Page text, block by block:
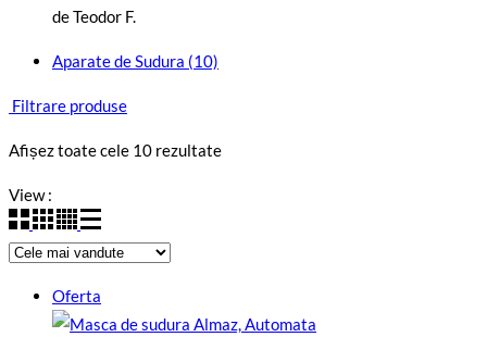
de Teodor F.
Aparate de Sudura (10)
Filtrare produse
Afișez toate cele 10 rezultateSortat
View :
Oferta